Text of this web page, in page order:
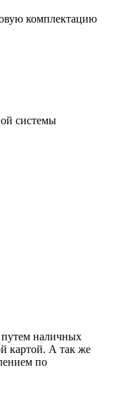
комплектацию
системы
путем наличных
картой. А так же
по